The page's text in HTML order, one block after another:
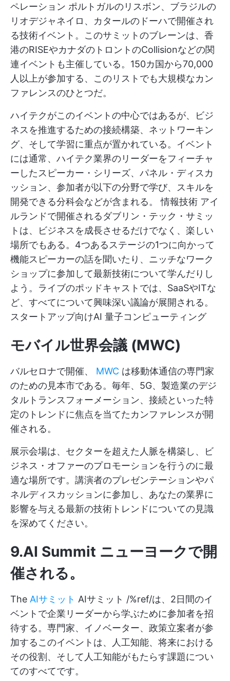
ペレーション ポルトガルのリスボン、ブラジルの
リオデジャネイロ、カタールのドーハで開催され
る技術イベント。このサミットのブレーンは、香
港のRISEやカナダのトロントのCollisionなどの関
連イベントも主催している。150カ国から70,000
人以上が参加する、このリストでも大規模なカン
ファレンスのひとつだ。
ハイテクがこのイベントの中心ではあるが、ビジ
ネスを推進するための接続構築、ネットワーキン
グ、そして学習に重点が置かれている。イベント
には通常、ハイテク業界のリーダーをフィーチャ
ーしたスピーカー・シリーズ、パネル・ディスカ
ッション、参加者が以下の分野で学び、スキルを
開発できる分科会などが含まれる。情報技術 アイ
ルランドで開催されるダブリン・テック・サミッ
トは、ビジネスを成長させるだけでなく、楽しい
場所でもある。4つあるステージの1つに向かって
機能スピーカーの話を聞いたり、ニッチなワーク
ショップに参加して最新技術について学んだりし
よう。ライブのポッドキャストでは、SaaSやITな
ど、すべてについて興味深い議論が展開される。
スタートアップ向けAI 量子コンピューティング
モバイル世界会議 (MWC)
バルセロナで開催、 MWC は移動体通信の専門家
のための見本市である。毎年、5G、製造業のデジ
タルトランスフォーメーション、接続といった特
定のトレンドに焦点を当てたカンファレンスが開
催される。
展示会場は、セクターを超えた人脈を構築し、ビ
ジネス・オファーのプロモーションを行うのに最
適な場所です。講演者のプレゼンテーションやパ
ネルディスカッションに参加し、あなたの業界に
影響を与える最新の技術トレンドについての見識
を深めてください。
9.AI Summit ニューヨークで開
催される。
The AIサミット AIサミット /%ref/は、2日間のイ
ベントで企業リーダーから学ぶために参加者を招
待する。専門家、イノベーター、政策立案者が参
加するこのイベントは、人工知能、将来における
その役割、そして人工知能がもたらす課題につい
てのすべてです。